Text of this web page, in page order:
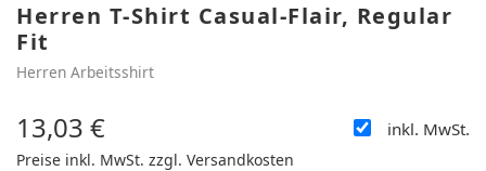
Herren T-Shirt Casual-Flair, Regular
Fit
Herren Arbeitsshirt
Regulärer Preis:
13,03 € inkl. MwSt.
Preise inkl. MwSt. zzgl. Versandkosten